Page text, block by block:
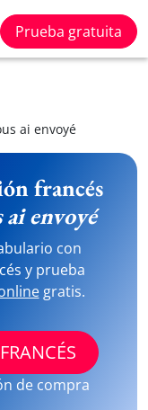
Prueba gratuita
ai envoyé
francés
ai envoyé
con
y prueba
gratis.
de compra